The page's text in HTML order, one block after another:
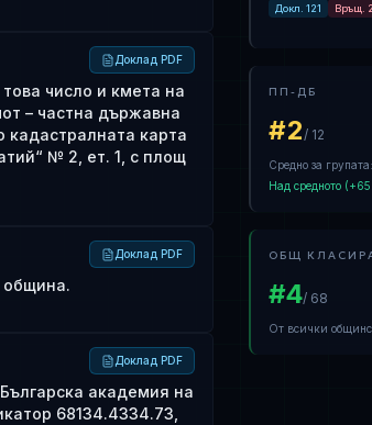
Доклад PDF
число и кмета на
– частна държавна
кадастралната карта
№ 2, ет. 1, с площ
Доклад PDF
община.
Доклад PDF
академия на
68134.4334.73,
Докл. 121 Връщ. 2
ПП-ДБ
#2/ 12
Средно за групата:
Над средното(+
ОБЩ
#4/ 68
От всички